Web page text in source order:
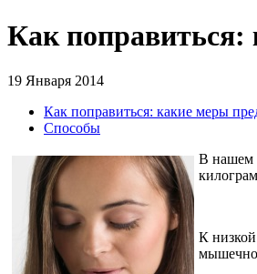
Как
19 Января 2014
Как поправиться: какие меры
Способы
В нашем
К